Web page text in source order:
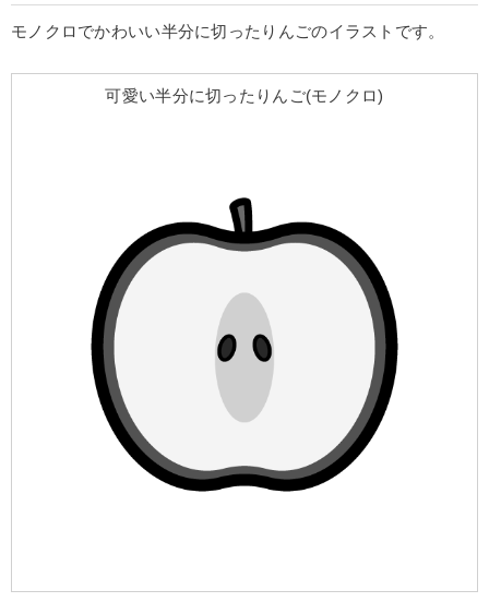
モノクロでかわいい半分に切ったりんごのイラストです。
可愛い半分に切ったりんご(モノクロ)